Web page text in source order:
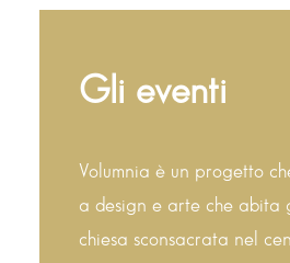
Gli eventi
Volumnia è un progetto
a design e arte che abita
chiesa sconsacrata nel